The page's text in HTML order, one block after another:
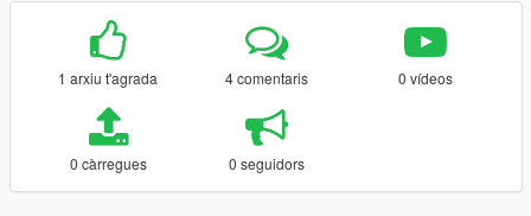
1 arxiu t'agrada 4 comentaris 0 vídeos
0 càrregues 0 seguidors